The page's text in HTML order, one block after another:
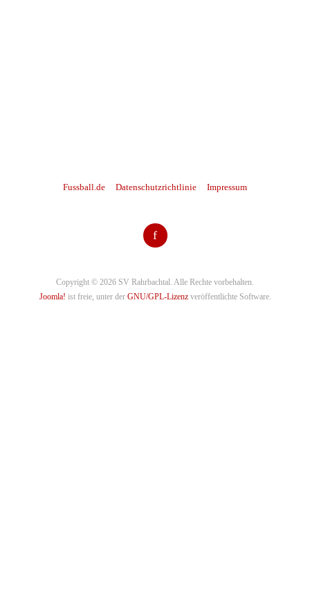
Fussball.de Datenschutzrichtlinie Impressum
f
Copyright © 2026 SV Rahrbachtal. Alle Rechte vorbehalten.
Joomla! ist freie, unter der GNU/GPL-Lizenzveröffentlichte Software.